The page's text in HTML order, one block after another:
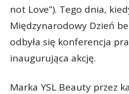
not Love”). Tego dnia,
Międzynarodowy Dzień
odbyła się konferencja
inaugurująca akcję.
Marka YSL Beauty przez